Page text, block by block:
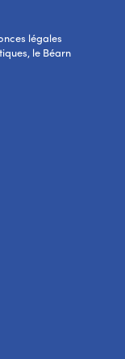
légales
le Béarn